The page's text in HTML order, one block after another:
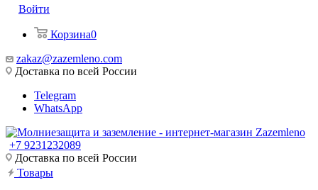
Войти
Корзина0
zakaz@zazemleno.com
Доставка по всей России
Telegram
WhatsApp
+7 9231232089
Доставка по всей России
Товары